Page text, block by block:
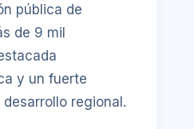
pública de
de 9 mil
y un fuerte
regional.